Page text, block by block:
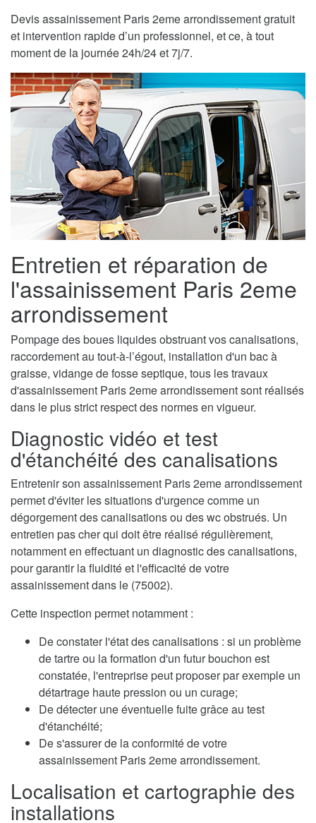
Devis assainissement Paris 2eme arrondissement gratuit
et intervention rapide d’un professionnel, et ce, à tout
moment de la journée 24h/24 et 7j/7.
Entretien et réparation de
l'assainissement Paris 2eme
arrondissement
Pompage des boues liquides obstruant vos canalisations,
raccordement au tout-à-l’égout, installation d'un bac à
graisse, vidange de fosse septique, tous les travaux
d'assainissement Paris 2eme arrondissement sont réalisés
dans le plus strict respect des normes en vigueur.
Diagnostic vidéo et test
d'étanchéité des canalisations
Entretenir son assainissement Paris 2eme arrondissement
permet d'éviter les situations d'urgence comme un
dégorgement des canalisations ou des wc obstrués. Un
entretien pas cher qui doit être réalisé régulièrement,
notamment en effectuant un diagnostic des canalisations,
pour garantir la fluidité et l'efficacité de votre
assainissement dans le (75002).
Cette inspection permet notamment :
De constater l'état des canalisations : si un problème
de tartre ou la formation d'un futur bouchon est
constatée, l'entreprise peut proposer par exemple un
détartrage haute pression ou un curage;
De détecter une éventuelle fuite grâce au test
d'étanchéité;
De s'assurer de la conformité de votre
assainissement Paris 2eme arrondissement.
Localisation et cartographie des
installations